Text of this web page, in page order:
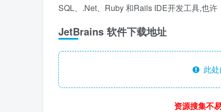
SQL、.Net、Ruby 和Rails IDE开发工具,也许
JetBrains 软件下载地址
此
资源搜集不